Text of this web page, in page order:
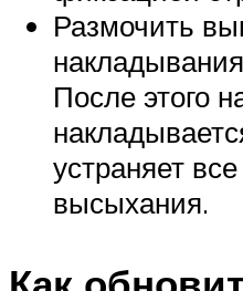
Размочить
После этого
устраняет
высыхания.